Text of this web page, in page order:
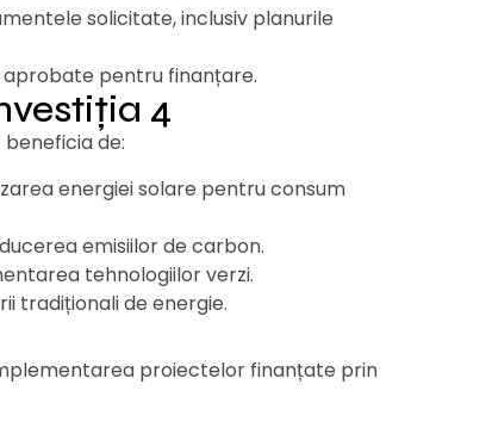
solicitate, inclusiv planurile
aprobate pentru finanțare.
4
de:
energiei solare pentru consum
emisiilor de carbon.
tehnologiilor verzi.
tradiționali de energie.
proiectelor finanțate prin